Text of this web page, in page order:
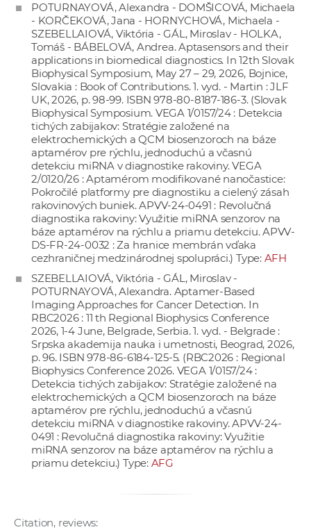
POTURNAYOVÁ, Alexandra - DOMŠICOVÁ, Michaela
- KORČEKOVÁ, Jana - HORNYCHOVÁ, Michaela -
SZEBELLAIOVÁ, Viktória - GÁL, Miroslav - HOLKA,
Tomáš - BÁBELOVÁ, Andrea. Aptasensors and their
applications in biomedical diagnostics. In 12th Slovak
Biophysical Symposium, May 27 – 29, 2026, Bojnice,
Slovakia : Book of Contributions. 1. vyd. - Martin : JLF
UK, 2026, p. 98-99. ISBN 978-80-8187-186-3. (Slovak
Biophysical Symposium. VEGA 1/0157/24 : Detekcia
tichých zabijakov: Stratégie založené na
elektrochemických a QCM biosenzoroch na báze
aptamérov pre rýchlu, jednoduchú a včasnú
detekciu miRNA v diagnostike rakoviny. VEGA
2/0120/26 : Aptamérom modifikované nanočastice:
Pokročilé platformy pre diagnostiku a cielený zásah
rakovinových buniek. APVV-24-0491 : Revolučná
diagnostika rakoviny: Využitie miRNA senzorov na
báze aptamérov na rýchlu a priamu detekciu. APVV-
DS-FR-24-0032 : Za hranice membrán vďaka
cezhraničnej medzinárodnej spolupráci.) Type: AFH
SZEBELLAIOVÁ, Viktória - GÁL, Miroslav -
POTURNAYOVÁ, Alexandra. Aptamer-Based
Imaging Approaches for Cancer Detection. In
RBC2026 : 11 th Regional Biophysics Conference
2026, 1-4 June, Belgrade, Serbia. 1. vyd. - Belgrade :
Srpska akademija nauka i umetnosti, Beograd, 2026,
p. 96. ISBN 978-86-6184-125-5. (RBC2026 : Regional
Biophysics Conference 2026. VEGA 1/0157/24 :
Detekcia tichých zabijakov: Stratégie založené na
elektrochemických a QCM biosenzoroch na báze
aptamérov pre rýchlu, jednoduchú a včasnú
detekciu miRNA v diagnostike rakoviny. APVV-24-
0491 : Revolučná diagnostika rakoviny: Využitie
miRNA senzorov na báze aptamérov na rýchlu a
priamu detekciu.) Type: AFG
Citation, reviews: